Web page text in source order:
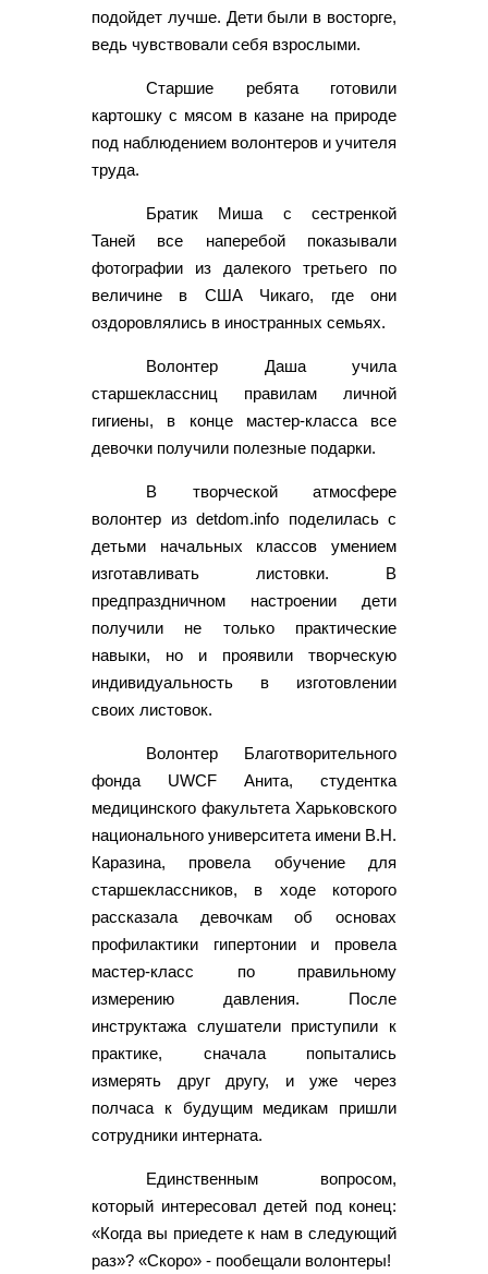
подойдет лучше. Дети были в восторге,
ведь чувствовали себя взрослыми.
Старшие ребята готовили
картошку с мясом в казане на природе
под наблюдением волонтеров и учителя
труда.
Братик Миша с сестренкой
Таней все наперебой показывали
фотографии из далекого третьего по
величине в США Чикаго, где они
оздоровлялись в иностранных семьях.
Волонтер Даша учила
старшеклассниц правилам личной
гигиены, в конце мастер-класса все
девочки получили полезные подарки.
В творческой атмосфере
волонтер из detdom.info поделилась с
детьми начальных классов умением
изготавливать листовки. В
предпраздничном настроении дети
получили не только практические
навыки, но и проявили творческую
индивидуальность в изготовлении
своих листовок.
Волонтер Благотворительного
фонда UWCF Анита, студентка
медицинского факультета Харьковского
национального университета имени В.Н.
Каразина, провела обучение для
старшеклассников, в ходе которого
рассказала девочкам об основах
профилактики гипертонии и провела
мастер-класс по правильному
измерению давления. После
инструктажа слушатели приступили к
практике, сначала попытались
измерять друг другу, и уже через
полчаса к будущим медикам пришли
сотрудники интерната.
Единственным вопросом,
который интересовал детей под конец:
«Когда вы приедете к нам в следующий
раз»? «Скоро» - пообещали волонтеры!